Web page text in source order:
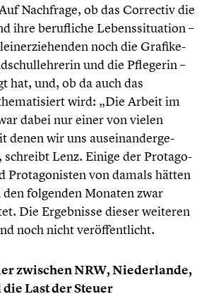
Nachfrage, ob das Correctiv die
ihre beruf­li­che Lebens­si­tua­tion –
noch die Grafi­ke­
und die Pflegerin –
hat, und, ob da auch das
wird: „Die Arbeit im
dabei nur einer von vielen
denen wir uns ausein­an­der­ge­
schreibt Lenz. Einige der Protago­
Protago­nis­ten von damals hätten
folgenden Monaten zwar
Die Ergeb­nisse dieser weiteren
noch nicht veröf­fent­licht.
zwischen NRW, Nieder­lande,
Last der Steuer